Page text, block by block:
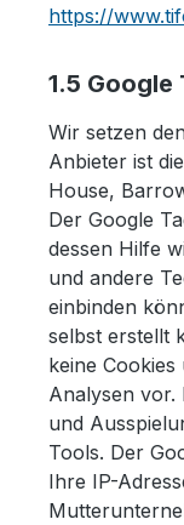
https://
1.5 Google
Wir setzen
Anbieter ist
House,
Der Google
dessen Hilfe
und andere
einbinden
selbst erstellt
keine Cookies
Analysen vor.
und
Tools. Der
Ihre IP-